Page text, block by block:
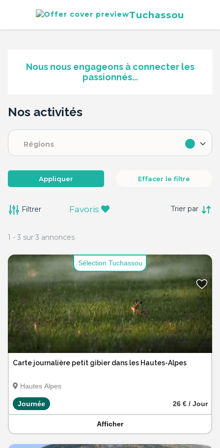
Tuchassou
Nous nous engageons à connecter les
passionnés...
Nos activités
Régions
Appliquer Effacer le filtre
Filtrer Favoris Trier par
1 - 3 sur 3 annonces
Sélection Tuchassou
Carte journalière petit gibier dans les Hautes-Alpes
Hautes Alpes
Journée 26 € / Jour
Afficher